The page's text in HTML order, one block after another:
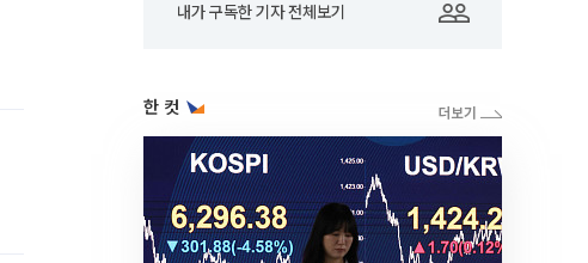
내가 구독한 기자 전체보기
한 컷